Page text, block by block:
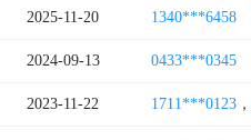
2025-11-20 1340***6458
2024-09-13 0433***0345
2023-11-22 1711***0123 ，